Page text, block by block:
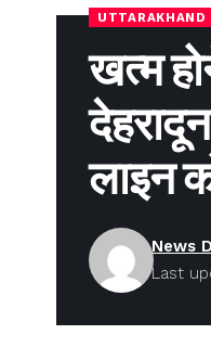
UTTARAKHAND
खत्म
लाइन
Last
News